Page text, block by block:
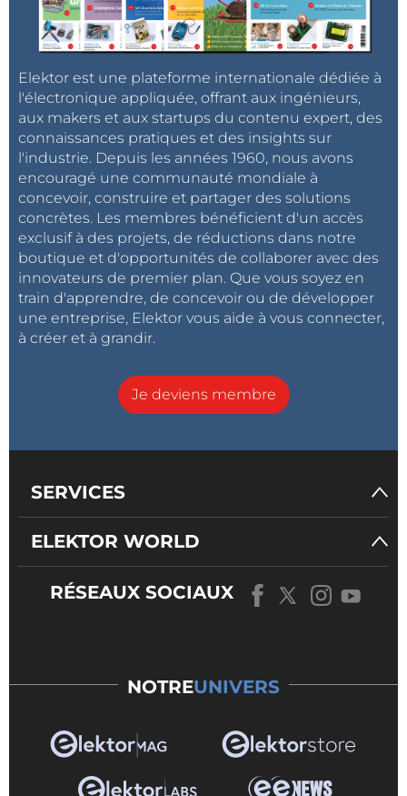
Elektor est une plateforme internationale dédiée à
l'électronique appliquée, offrant aux ingénieurs,
aux makers et aux startups du contenu expert, des
connaissances pratiques et des insights sur
l'industrie. Depuis les années 1960, nous avons
encouragé une communauté mondiale à
concevoir, construire et partager des solutions
concrètes. Les membres bénéficient d'un accès
exclusif à des projets, de réductions dans notre
boutique et d'opportunités de collaborer avec des
innovateurs de premier plan. Que vous soyez en
train d'apprendre, de concevoir ou de développer
une entreprise, Elektor vous aide à vous connecter,
à créer et à grandir.
Je deviens membre
SERVICES
ELEKTOR WORLD
RÉSEAUX SOCIAUX
NOTREUNIVERS